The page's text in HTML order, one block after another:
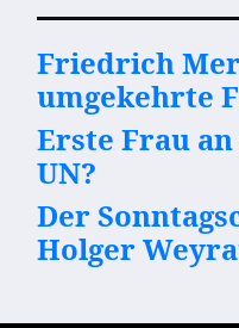
Friedrich
umgekehrte
Erste Frau
UN?
Der
Holger